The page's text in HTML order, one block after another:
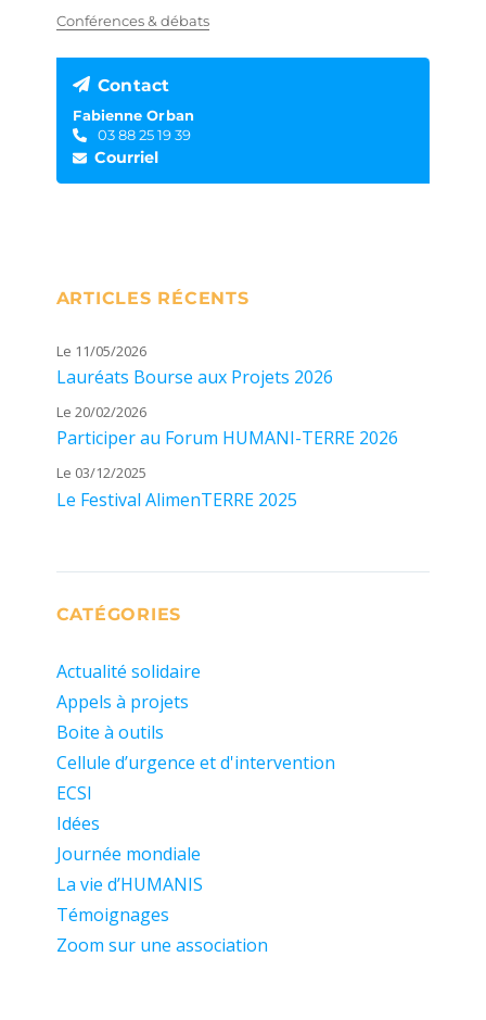
Conférences & débats
Contact
Fabienne Orban
03 88 25 19 39
Courriel
ARTICLES RÉCENTS
Le 11/05/2026
Lauréats Bourse aux Projets 2026
Le 20/02/2026
Participer au Forum HUMANI-TERRE 2026
Le 03/12/2025
Le Festival AlimenTERRE 2025
CATÉGORIES
Actualité solidaire
Appels à projets
Boite à outils
Cellule d’urgence et d'intervention
ECSI
Idées
Journée mondiale
La vie d’HUMANIS
Témoignages
Zoom sur une association